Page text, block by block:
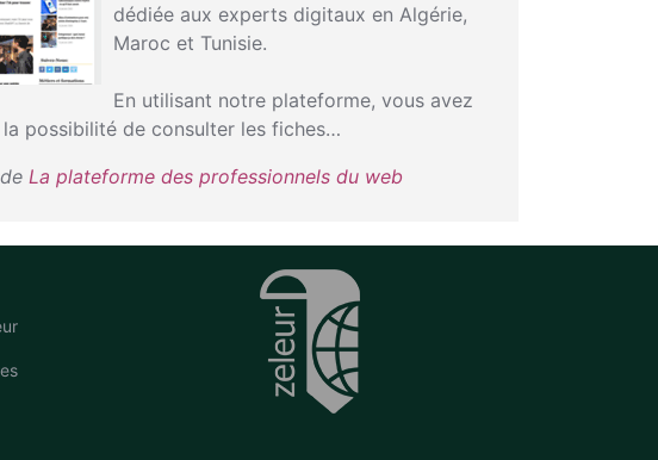
dédiée aux experts digitaux en Algérie,
Maroc et Tunisie.
En utilisant notre plateforme, vous avez
possibilité de consulter les fiches…
La plateforme des professionnels du web